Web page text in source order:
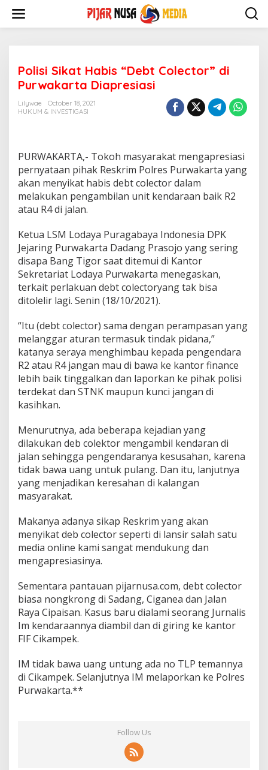
content
Polisi Sikat Habis “Debt Colector” di
Purwakarta Diapresiasi
Lilywae
October 18, 2021
HUKUM & INVESTIGASI
PURWAKARTA,- Tokoh masyarakat mengapresiasi
pernyataan pihak Reskrim Polres Purwakarta yang
akan menyikat habis debt colector dalam
melakukan pengambilan unit kendaraan baik R2
atau R4 di jalan.
Ketua LSM Lodaya Puragabaya Indonesia DPK
Jejaring Purwakarta Dadang Prasojo yang sering
disapa Bang Tigor saat ditemui di Kantor
Sekretariat Lodaya Purwakarta menegaskan,
terkait perlakuan debt colectoryang tak bisa
ditolelir lagi. Senin (18/10/2021).
“Itu (debt colector) sama dengan perampasan yang
melanggar aturan termasuk tindak pidana,”
katanya seraya menghimbau kepada pengendara
R2 atau R4 jangan mau di bawa ke kantor finance
lebih baik tinggalkan dan laporkan ke pihak polisi
terdekat dan STNK maupun kunci jangan di
kasihkan.
Menurutnya, ada beberapa kejadian yang
dilakukan deb colektor mengambil kendaran di
jalan sehingga pengendaranya kesusahan, karena
tidak bawa uang untuk pulang. Dan itu, lanjutnya
yang menjadikan keresahan di kalangan
masyarakat.
Makanya adanya sikap Reskrim yang akan
menyikat deb colector seperti di lansir salah satu
media online kami sangat mendukung dan
mengapresiasinya.
Sementara pantauan pijarnusa.com, debt colector
biasa nongkrong di Sadang, Ciganea dan Jalan
Raya Cipaisan. Kasus baru dialami seorang Jurnalis
Im kendaraannya diambil dan di giring ke kantor
FIF Cikampek.
IM tidak bawa uang untung ada no TLP temannya
di Cikampek. Selanjutnya IM melaporkan ke Polres
Purwakarta.**
Follow Us